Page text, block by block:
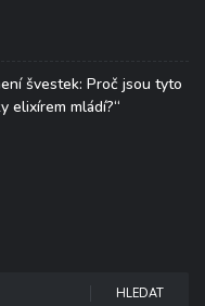
švestek: Proč jsou tyto
elixírem mládí?“
HLEDAT